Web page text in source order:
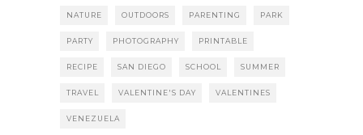
NATURE OUTDOORS PARENTING PARK
PARTY PHOTOGRAPHY PRINTABLE
RECIPE SAN DIEGO SCHOOL SUMMER
TRAVEL VALENTINE'S DAY VALENTINES
VENEZUELA